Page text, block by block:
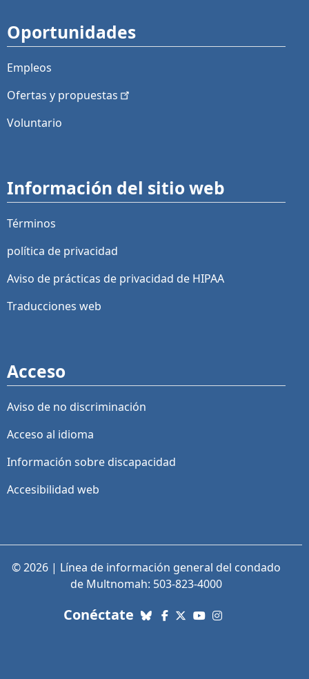
Oportunidades
Empleos
Ofertas y propuestas
Voluntario
Información del sitio web
Términos
política de privacidad
Aviso de prácticas de privacidad de HIPAA
Traducciones web
Acceso
Aviso de no discriminación
Acceso al idioma
Información sobre discapacidad
Accesibilidad web
© 2026 | Línea de información general del condado
de Multnomah: 503-823-4000
Conéctate con nosotros. Enlaces a
Bluesky
Facebook
X (Twitter)
YouTube
Instagram